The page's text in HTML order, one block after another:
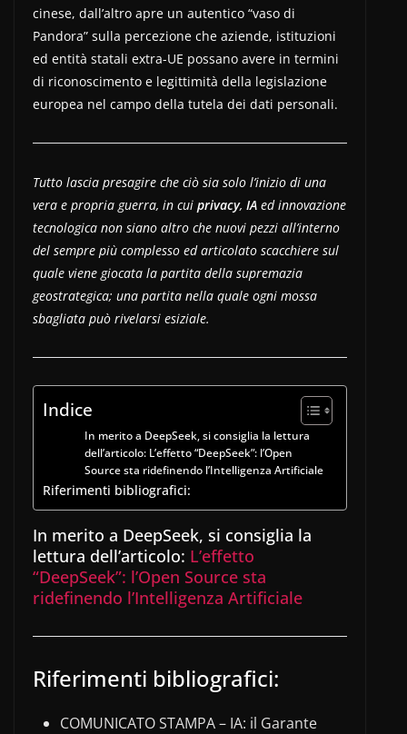
cinese, dall’altro apre un autentico “vaso di
Pandora” sulla percezione che aziende, istituzioni
ed entità statali extra-UE possano avere in termini
di riconoscimento e legittimità della legislazione
europea nel campo della tutela dei dati personali.
Tutto lascia presagire che ciò sia solo l’inizio di una
vera e propria guerra, in cui privacy, IA ed innovazione
tecnologica non siano altro che nuovi pezzi all’interno
del sempre più complesso ed articolato scacchiere sul
quale viene giocata la partita della supremazia
geostrategica; una partita nella quale ogni mossa
sbagliata può rivelarsi esiziale.
Indice
In merito a DeepSeek, si consiglia la lettura
dell’articolo: L’effetto “DeepSeek”: l’Open
Source sta ridefinendo l’Intelligenza Artificiale
Riferimenti bibliografici:
In merito a DeepSeek, si consiglia la
lettura dell’articolo: L’effetto
“DeepSeek”: l’Open Source sta
ridefinendo l’Intelligenza Artificiale
Riferimenti bibliografici:
COMUNICATO STAMPA – IA: il Garante